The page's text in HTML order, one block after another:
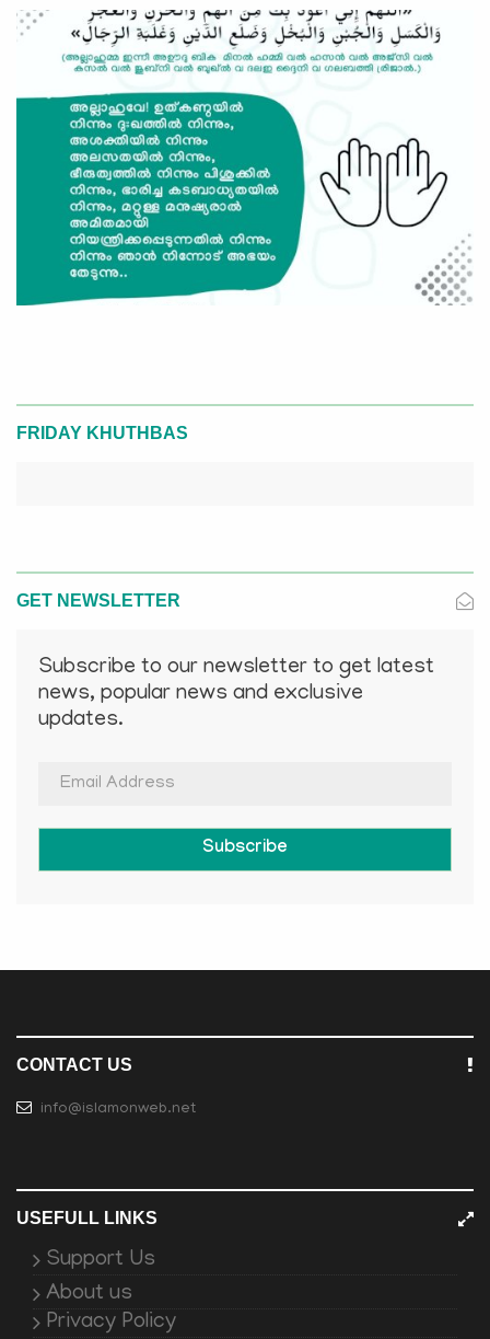
FRIDAY KHUTHBAS
GET NEWSLETTER
Subscribe to our newsletter to get latest
news, popular news and exclusive
updates.
Subscribe
CONTACT US
info@islamonweb.net
USEFULL LINKS
Support Us
About us
Privacy Policy